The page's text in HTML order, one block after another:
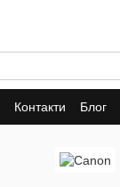
Контакти Блог